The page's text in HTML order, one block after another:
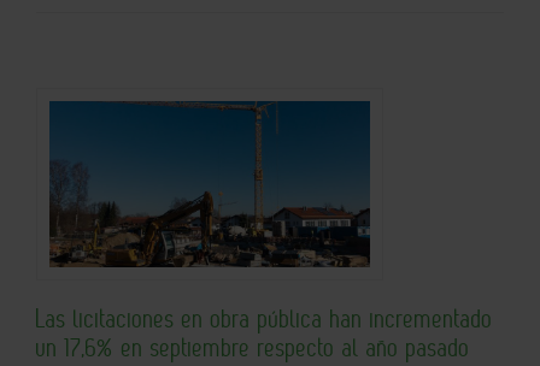
Las licitaciones en obra pública han incrementado
un 17,6% en septiembre respecto al año pasado